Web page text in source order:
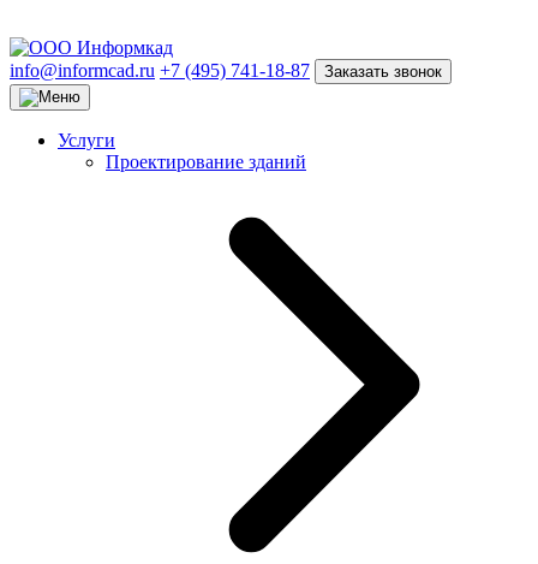
info@informcad.ru +7 (495) 741-18-87 Заказать звонок
Услуги
Проектирование зданий